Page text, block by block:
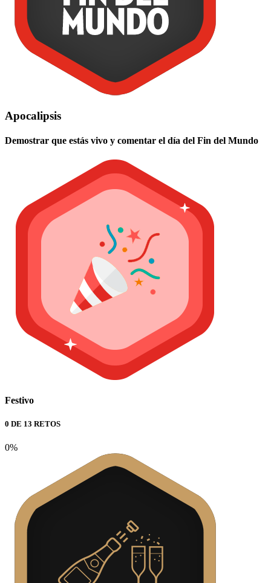
Apocalipsis
Demostrar que estás vivo y comentar el día del Fin del Mundo
Festivo
0 DE 13 RETOS
0%